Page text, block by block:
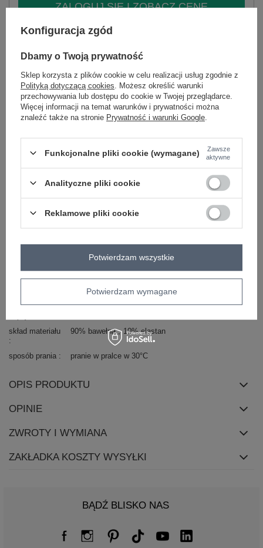
ZALOGUJ SIĘ I ZOBACZ CENĘ
Masz pytanie? Chętnie pomożemy.
Zadzwoń+48 601 547 740 Zadaj pytanie
skład materiału : 90% bawełna , 10% elastan
sposób prania : pranie w pralce w 30°C
Kod produktu
RV-SK-7321.70
gładki
okrągły
skład materiału
90% bawełna 10% elastan
sposób prania pranie w pralce w 30°C
OPIS PRODUKTU
OPINIE
ZWROTY I WYMIANA
ZAKŁADKA KOSZTY WYSYŁKI
BĄDŹ BLISKO NAS
Konfiguracja zgód
Dbamy o Twoją prywatność
Sklep korzysta z plików cookie w celu realizacji usług zgodnie z
Polityką dotyczącą cookies . Możesz określić warunki
przechowywania lub dostępu do cookie w Twojej przeglądarce.
Więcej informacji na temat warunków i prywatności można
znaleźć także na stronie Prywatność i warunki Google
Funkcjonalne pliki cookie (wymagane)
Zawsze
aktywne
Analityczne pliki cookie
Reklamowe pliki cookie
Potwierdzam wymagane
Potwierdzam wszystkie